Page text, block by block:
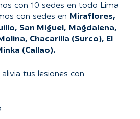
con 10 sedes en todo Lima
con sedes en Miraflores,
San Miguel, Magdalena,
Chacarilla (Surco), El
(Callao).
tus lesiones con